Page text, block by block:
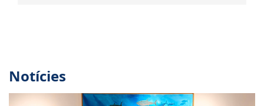
Notícies